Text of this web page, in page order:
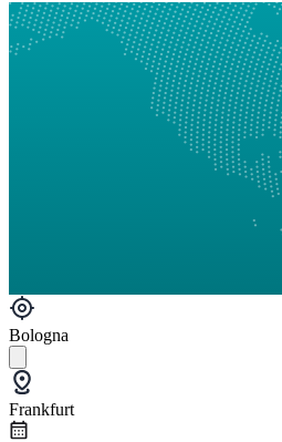
Bologna
Frankfurt